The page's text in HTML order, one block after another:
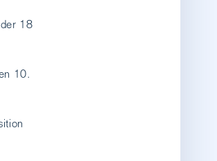
18
10.